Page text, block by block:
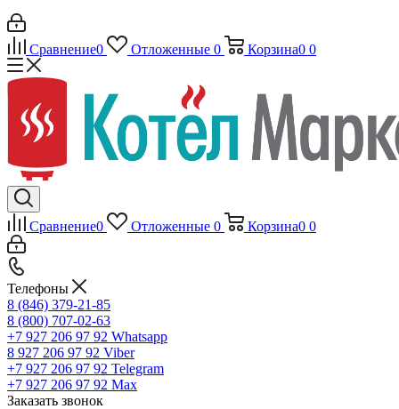
Сравнение0 Отложенные 0 Корзина0 0
Сравнение0 Отложенные 0 Корзина0 0
Телефоны
8 (846) 379-21-85
8 (800) 707-02-63
+7 927 206 97 92 Whatsapp
8 927 206 97 92 Viber
+7 927 206 97 92 Telegram
+7 927 206 97 92 Max
Заказать звонок